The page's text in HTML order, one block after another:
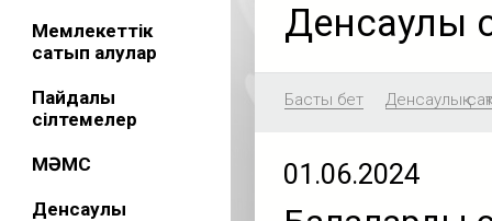
Мемлекеттік
сатып алулар
Пайдалы
сілтемелер
МӘМС
Денсаулық
Денсаулық
Басты бет Денсаулық
01.06.2024